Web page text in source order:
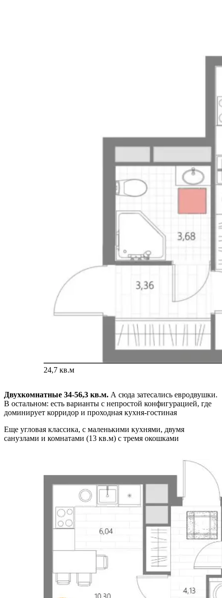
24,7 кв.м
Двухкомнатные 34-56,3 кв.м. А сюда затесались евродвушки.
В остальном: есть варианты с непростой конфигурацией, где
доминирует корридор и проходная кухня-гостиная
Еще угловая классика, с маленькими кухнями, двумя
санузлами и комнатами (13 кв.м) с тремя окошками